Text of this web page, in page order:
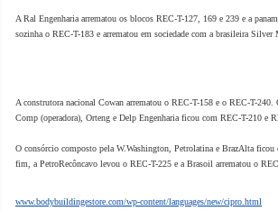
A Ral Engenharia arrematou os blocos REC-T-127, 169 e 239 e a
sozinha o REC-T-183 e arrematou em sociedade com a brasileira Silver
A construtora nacional Cowan arrematou o REC-T-158 e o REC-T-240.
Comp (operadora), Orteng e Delp Engenharia ficou com REC-T-210 e
O consórcio composto pela W.Washington, Petrolatina e BrazAlta
fim, a PetroRecôncavo levou o REC-T-225 e a Brasoil arrematou o
www.bodybuildingestore.com/wp-content/languages/new/cipro.html